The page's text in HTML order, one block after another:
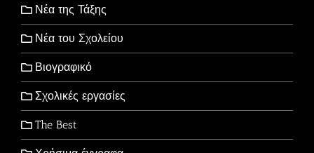
Νέα της Τάξης
Νέα του Σχολείου
Βιογραφικό
Σχολικές εργασίες
The Best